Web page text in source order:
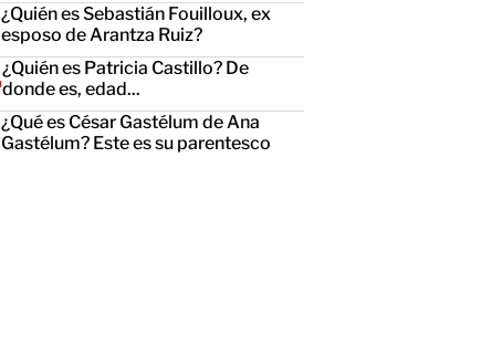
¿Quién es Sebastián Fouilloux, ex
esposo de Arantza Ruiz?
¿Quién es Patricia Castillo? De
donde es, edad...
¿Qué es César Gastélum de Ana
Gastélum? Este es su parentesco